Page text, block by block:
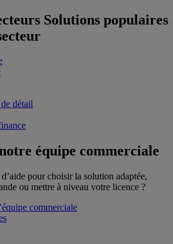
Solutions populaires
détail
équipe commerciale
pour choisir la solution adaptée,
ou mettre à niveau votre licence ?
commerciale